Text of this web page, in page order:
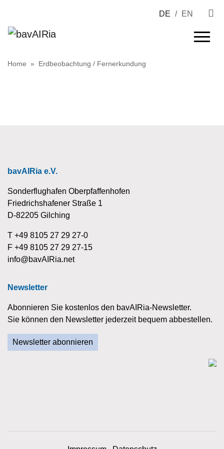
DE / EN
Home » Erdbeobachtung / Fernerkundung
bavAIRia e.V.
Sonderflughafen Oberpfaffenhofen
Friedrichshafener Straße 1
D-82205 Gilching
T +49 8105 27 29 27-0
F +49 8105 27 29 27-15
info@bavAIRia.net
Newsletter
Abonnieren Sie kostenlos den bavAIRia-Newsletter.
Sie können den Newsletter jederzeit bequem abbestellen.
Newsletter abonnieren